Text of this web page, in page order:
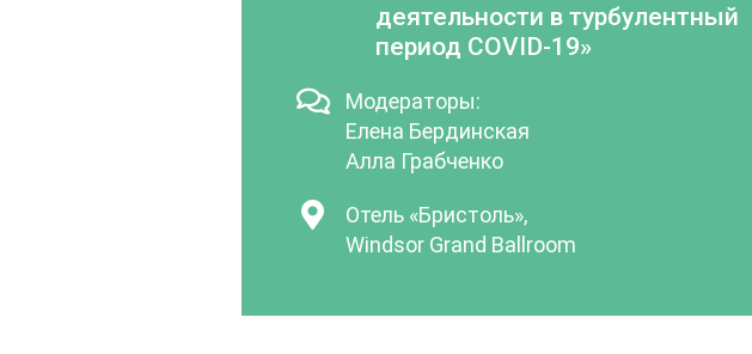
деятельности в турбулентный
период COVID-19»
Модераторы:
Елена Бердинская
Алла Грабченко
Отель «Бристоль»,
Windsor Grand Ballroom